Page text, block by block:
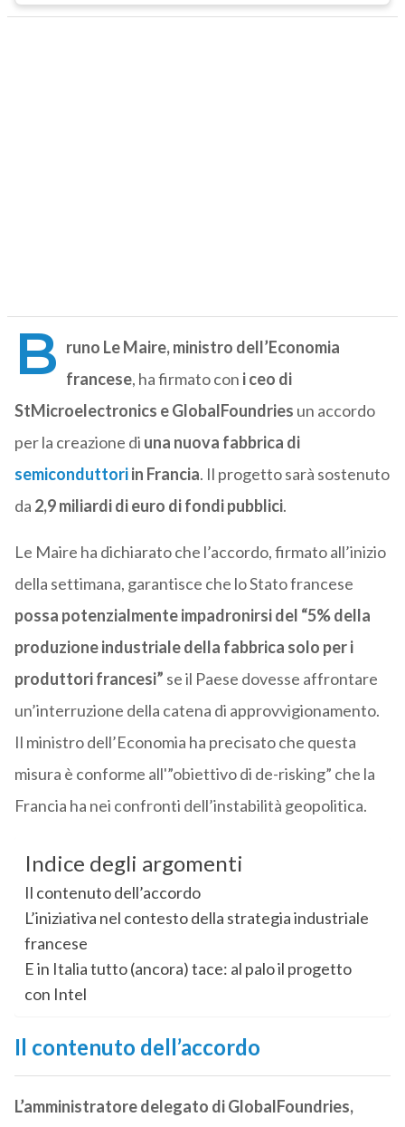
B runo Le Maire, ministro dell’Economia
francese, ha firmato con i ceo di
StMicroelectronics e GlobalFoundries un accordo
per la creazione di una nuova fabbrica di
semiconduttoriin Francia. Il progetto sarà sostenuto
da 2,9 miliardi di euro di fondi pubblici.
Le Maire ha dichiarato che l’accordo, firmato all’inizio
della settimana, garantisce che lo Stato francese
possa potenzialmente impadronirsi del “5% della
produzione industriale della fabbrica solo per i
produttori francesi” se il Paese dovesse affrontare
un’interruzione della catena di approvvigionamento.
Il ministro dell’Economia ha precisato che questa
misura è conforme all'”obiettivo di de-risking” che la
Francia ha nei confronti dell’instabilità geopolitica.
Indice degli argomenti
Il contenuto dell’accordo
L’iniziativa nel contesto della strategia industriale
francese
E in Italia tutto (ancora) tace: al palo il progetto
con Intel
Il contenuto dell’accordo
L’amministratore delegato di GlobalFoundries,